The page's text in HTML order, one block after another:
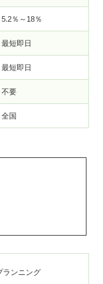
5.2％～18％
最短即日
最短即日
不要
全国
ランニング